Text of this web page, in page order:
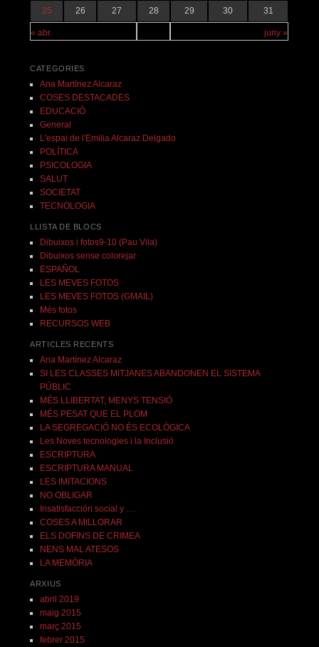
« abr. juny »
25 26 27 28 29 30 31
CATEGORIES
Ana Martínez Alcaraz
COSES DESTACADES
EDUCACIÓ
General
L'espai de l'Emilia Alcaraz Delgado
POLÍTICA
PSICOLOGIA
SALUT
SOCIETAT
TECNOLOGIA
LLISTA DE BLOCS
Dibuixos i fotos9-10 (Pau Vila)
Dibuixos sense colorejar
ESPAÑOL
LES MEVES FOTOS
LES MEVES FOTOS (GMAIL)
Més fotos
RECURSOS WEB
ARTICLES RECENTS
Ana Martínez Alcaraz
SI LES CLASSES MITJANES ABANDONEN EL SISTEMA
PÚBLIC
MÉS LLIBERTAT, MENYS TENSIÓ
MÉS PESAT QUE EL PLOM
LA SEGREGACIÓ NO ÉS ECOLÒGICA
Les Noves tecnologies i la Inclusió
ESCRIPTURA
ESCRIPTURA MANUAL
LES IMITACIONS
NO OBLIGAR
Insatisfacción social y ….
COSES A MILLORAR
ELS DOFINS DE CRIMEA
NENS MAL ATESOS
LA MEMÒRIA
ARXIUS
abril 2019
maig 2015
març 2015
febrer 2015